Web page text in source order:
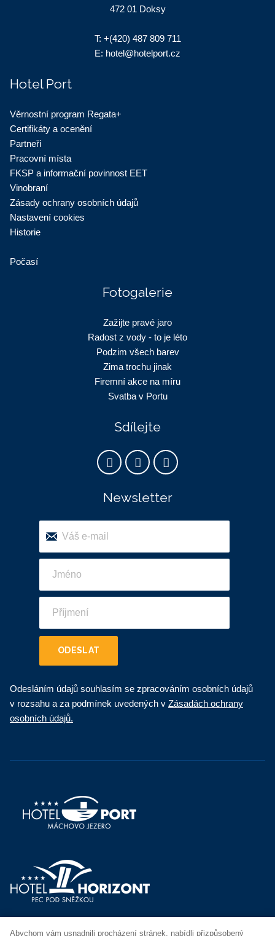
Abychom vám usnadnili procházení stránek, nabídli přizpůsobený
472 01 Doksy
T: +(420) 487 809 711
E: hotel@hotelport.cz
Hotel Port
Věrnostní program Regata+
Certifikáty a ocenění
Partneři
Pracovní místa
FKSP a informační povinnost EET
Vinobraní
Zásady ochrany osobních údajů
Nastavení cookies
Historie
Počasí
Fotogalerie
Zažijte pravé jaro
Radost z vody - to je léto
Podzim všech barev
Zima trochu jinak
Firemní akce na míru
Svatba v Portu
Sdílejte
Newsletter
ODESLAT
Odesláním údajů souhlasím se zpracováním osobních údajů
v rozsahu a za podmínek uvedených v Zásadách ochrany
osobních údajů.